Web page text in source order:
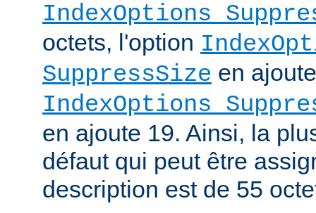
IndexOptions
octets, l'option
SuppressSize en
IndexOptions
en ajoute 19. Ainsi, la
défaut qui peut être
description est de 55